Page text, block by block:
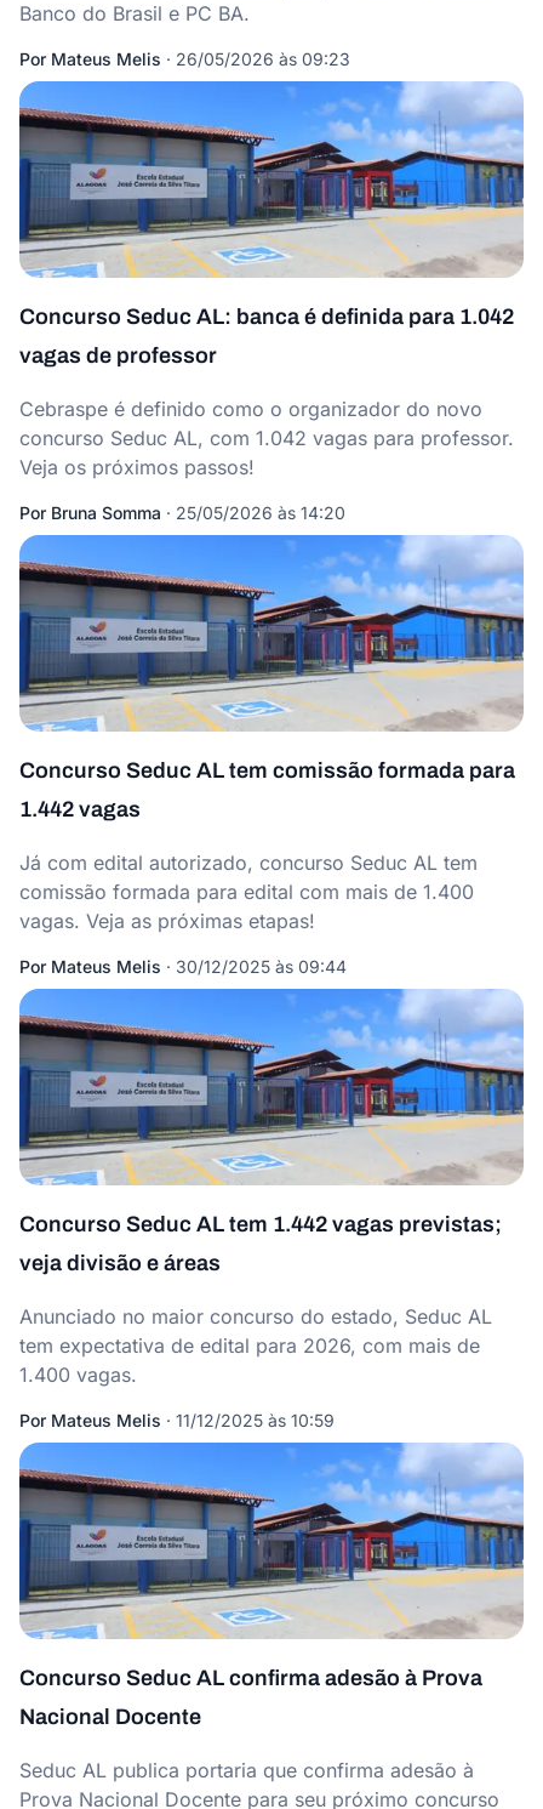
Banco do Brasil e PC BA.
Por Mateus Melis · 26/05/2026 às 09:23
Concurso Seduc AL: banca é definida para 1.042
vagas de professor
Cebraspe é definido como o organizador do novo
concurso Seduc AL, com 1.042 vagas para professor.
Veja os próximos passos!
Por Bruna Somma · 25/05/2026 às 14:20
Concurso Seduc AL tem comissão formada para
1.442 vagas
Já com edital autorizado, concurso Seduc AL tem
comissão formada para edital com mais de 1.400
vagas. Veja as próximas etapas!
Por Mateus Melis · 30/12/2025 às 09:44
Concurso Seduc AL tem 1.442 vagas previstas;
veja divisão e áreas
Anunciado no maior concurso do estado, Seduc AL
tem expectativa de edital para 2026, com mais de
1.400 vagas.
Por Mateus Melis · 11/12/2025 às 10:59
Concurso Seduc AL confirma adesão à Prova
Nacional Docente
Seduc AL publica portaria que confirma adesão à
Prova Nacional Docente para seu próximo concurso